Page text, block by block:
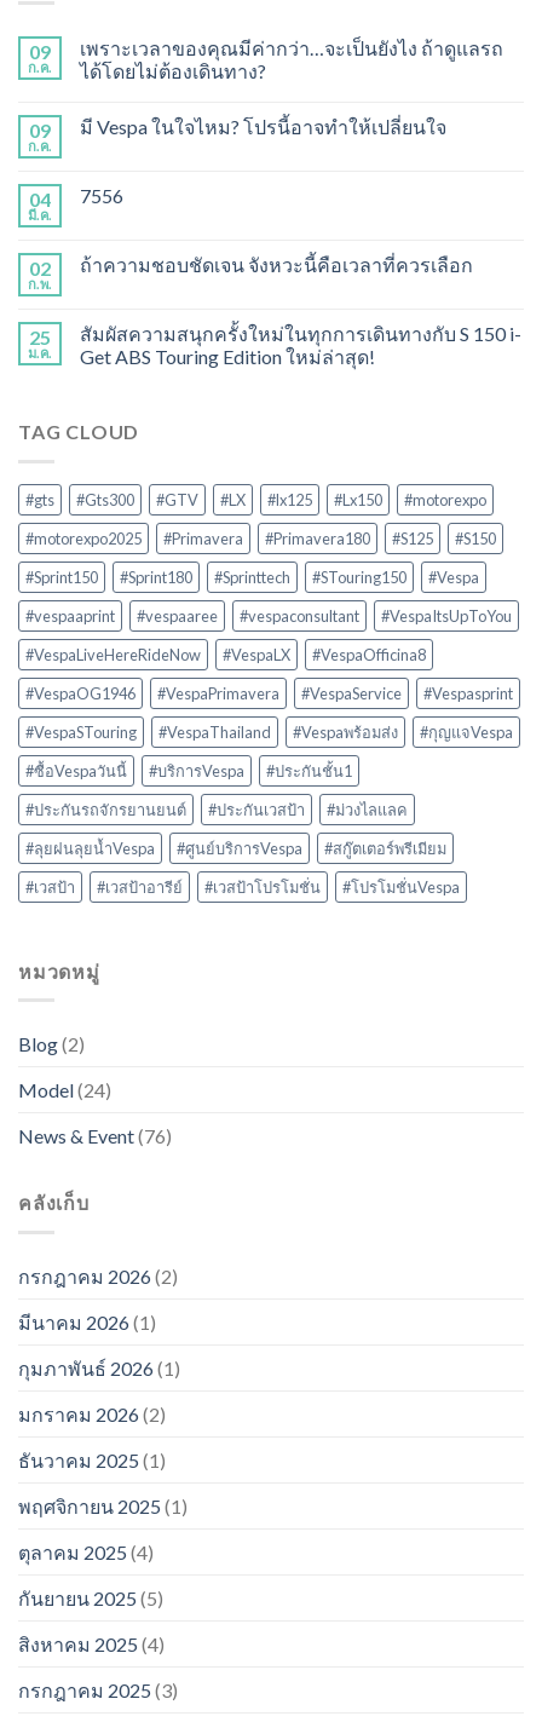
09
ก.ค.
เพราะเวลาของคุณมีค่ากว่า…จะเป็นยังไง ถ้าดูแลรถ
ได้โดยไม่ต้องเดินทาง?
09
ก.ค.
มี Vespa ในใจไหม? โปรนี้อาจทำให้เปลี่ยนใจ
04
มี.ค.
7556
02
ก.พ.
ถ้าความชอบชัดเจน จังหวะนี้คือเวลาที่ควรเลือก
25
ม.ค.
สัมผัสความสนุกครั้งใหม่ในทุกการเดินทางกับ S 150 i-
Get ABS Touring Edition ใหม่ล่าสุด!
TAG CLOUD
#gts #Gts300 #GTV #LX #lx125 #Lx150
#motorexpo
#motorexpo2025
#Primavera #Primavera180 #S125
#S150
#Sprint150
#Sprint180 #Sprinttech #STouring150
#Vespa
#vespaaprint
#vespaaree #vespaconsultant
#VespaItsUpToYou
#VespaLiveHereRideNow
#VespaLX
#VespaOfficina8
#VespaOG1946
#VespaPrimavera #VespaService
#Vespasprint
#VespaSTouring
#VespaThailand #Vespaพร้อมส่ง
#กุญแจVespa
#ซื้อVespaวันนี้
#บริการVespa
#ประกันชั้น1
#ประกันรถจักรยานยนต์
#ประกันเวสป้า
#ม่วงไลแลค
#ลุยฝนลุยน้ำVespa
#ศูนย์บริการVespa
#สกู๊ตเตอร์พรีเมียม
#เวสป้า
#เวสป้าอารีย์ #เวสป้าโปรโมชั่น #โปรโมชั่นVespa
หมวดหมู่
Blog(2)
Model(24)
News & Event(76)
คลังเก็บ
กรกฎาคม 2026(2)
มีนาคม 2026(1)
กุมภาพันธ์ 2026(1)
มกราคม 2026(2)
ธันวาคม 2025 (1)
พฤศจิกายน 2025 (1)
ตุลาคม 2025 (4)
กันยายน 2025 (5)
สิงหาคม 2025 (4)
กรกฎาคม 2025 (3)